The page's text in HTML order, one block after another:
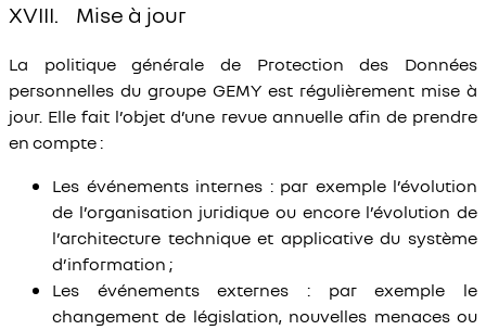
XVIII. Mise à jour
La politique générale de Protection des Données
personnelles du groupe GEMY est régulièrement mise à
jour. Elle fait l’objet d’une revue annuelle afin de prendre
en compte :
Les événements internes : par exemple l’évolution
de l’organisation juridique ou encore l’évolution de
l’architecture technique et applicative du système
d’information ;
Les événements externes : par exemple le
changement de législation, nouvelles menaces ou